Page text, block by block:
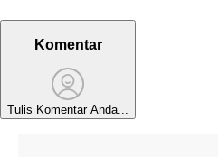
Komentar
Tulis Komentar Anda...